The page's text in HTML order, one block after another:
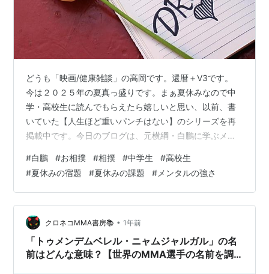
どうも「映画/健康雑談」の高岡です。還暦＋V3です。
今は２０２５年の夏真っ盛りです。まぁ夏休みなので中
学・高校生に読んでもらえたら嬉しいと思い、以前、書
いていた【人生ほど重いパンチはない】のシリーズを再
掲載中です。今日のブログは、元横綱・白鵬に学ぶメン
#白鵬 #お相撲 #相撲 #中学生 #高校生
#夏休みの宿題 #夏休みの課題 # メンタルの強さ
クロネコMMA書房📚 • 1年前
「トゥメンデムベレル・ニャムジャルガル」の名
前はどんな意味？【世界のMMA選手の名前を調